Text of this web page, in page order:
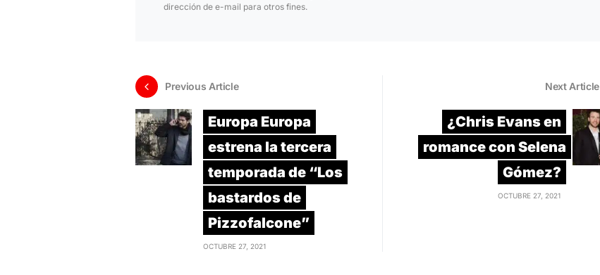
dirección de e-mail para otros fines.
Previous Article
Europa Europa
estrena la tercera
temporada de “Los
bastardos de
Pizzofalcone”
OCTUBRE 27, 2021
Next Article
¿Chris Evans en
romance con Selena
Gómez?
OCTUBRE 27, 2021